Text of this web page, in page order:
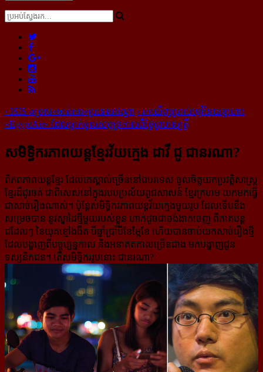
‹ ISIS គម្រាម​«ចាត់ការ»​ប្រទេស​ឥណ្ឌា › រក​ឃើញ​ប្រអប់​ខ្មៅ​នៃ​យន្ដហោះ
«EgyptAir» ដែល​ធ្លាក់​ចូល​សមុទ្រ​កាល​ពី​ថ្ងៃ​ព្រហស្បត្តិ៍
សមិទ្ធិករ​ភាពយន្ដខ្មែរ​វ័យ​ក្មេង ដាវី ជូ ជា​នរណា?
ពិភពភាពយន្ដខ្មែរ ដែលគេស្គាល់ច្រើននៅឯបរទេស ចូលចិត្តយកប្រវត្តិសាស្ត្រ
ខ្មែរដ៏ជូរចត់ ជាពិសេសនៅក្នុង​របប​ប្រល័យ​ពូជសាសន៍ ខ្មែរក្រហម យកមក​ធ្វើ
ជា​សាច់រឿង​ណាស់។ ប៉ុន្តែសមិទ្ធិករភាពយន្ដវ័យក្មេងមួយរូប ដែល​ទើប​នឹង​
សម្រេច​បាន នូវស្នាដៃ​ថ្មី​មួយ​របស់ខ្លួន ហាក់ដូចជាចង់ងាកចេញ ពីភាគបន្ត
ដដែលៗ នៃយុគខ្មៅងងឹត បីឆ្នាំប្រាំបីខែម្ភៃខែ ហើយបានចាប់យក​សាច់រឿង​ថ្មី
ដែលបង្ហាញ​ពីបច្ចុប្បន្ន​កាល និង​អនាគតកាល​ច្រើនជាង មកបង្ហាញ​ជូន​
ទស្សនិកជន។ តើសមិទ្ធិករ​រូប​នោះ ជា​នរណា?